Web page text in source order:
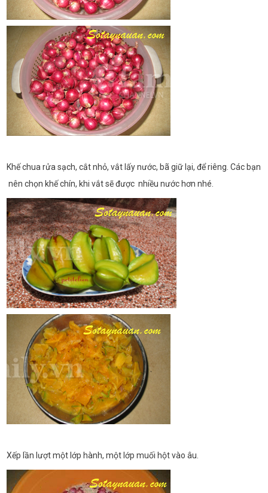
Khế chua rửa sạch, cắt nhỏ, vắt lấy nước, bã giữ lại, để riêng. Các bạn
nên chọn khế chín, khi vắt sẽ được nhiều nước hơn nhé.
Xếp lần lượt một lớp hành, một lớp muối hột vào âu.